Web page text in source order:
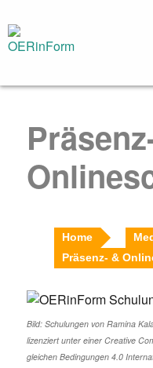
Home
Präsenz- &
Bild: Schulungen von Ramina
lizenziert unter einer Creative
gleichen Bedingungen 4.0